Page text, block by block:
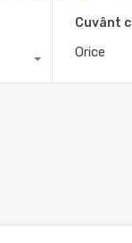
Cuvânt